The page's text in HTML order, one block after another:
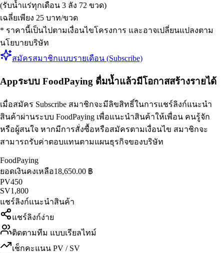
(รับน้ำแร่ทุกเดือน 3 ลัง 72 ขวด)
เฉลี่ยเพียง 25 บาท/ขวด
* ราคานี้เป็นไปตามเงื่อนไขโครงการ และอาจเปลี่ยนแปลงตาม
นโยบายบริษัท
สมัครสมาชิกแบบรายเดือน (Subscribe)
Appระบบ FoodPaying ดื่มน้ำแล้วมีโอกาสสร้างรายได้
เมื่อสมัคร Subscribe สมาชิกจะมีลิขสิทธิ์ในการแชร์ลิงก์แนะนำ
สินค้าผ่านระบบ FoodPaying เพื่อแนะนำสินค้าให้เพื่อน คนรู้จัก
หรือผู้สนใจ หากมีการสั่งซื้อหรือสมัครตามเงื่อนไข สมาชิกจะ
สามารถรับค่าตอบแทนตามแผนธุรกิจของบริษัท
FoodPaying
ยอดเงินคงเหลือ18,650.00 ฿
PV450
SV1,800
แชร์ลิงก์แนะนำสินค้า
แชร์ลิงก์ง่าย
ติดตามทีม แบบเรียลไทม์
เช็กคะแนน PV / SV